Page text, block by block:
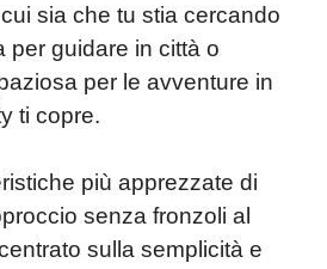
sia che tu stia cercando
per guidare in città o
per le avventure in
ti copre.
più apprezzate di
senza fronzoli al
sulla semplicità e